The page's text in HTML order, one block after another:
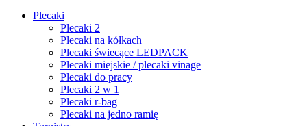
Plecaki
Plecaki 2
Plecaki na kółkach
Plecaki świecące LEDPACK
Plecaki miejskie / plecaki vinage
Plecaki do pracy
Plecaki 2 w 1
Plecaki r-bag
Plecaki na jedno ramię